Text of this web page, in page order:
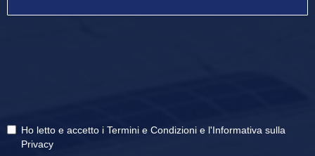
Ho letto e accetto i Termini e Condizioni e l'Informativa sulla
Privacy